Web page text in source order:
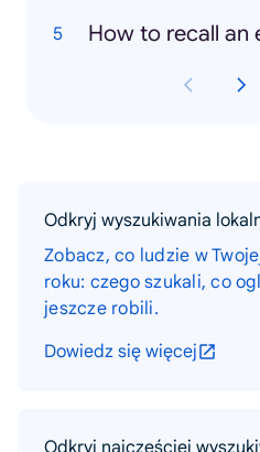
How to recall an
Odkryj wyszukiwania
Zobacz, co ludzie w
roku: czego szukali, co
jeszcze robili.
Dowiedz się więcej
Odkryj najczęściej